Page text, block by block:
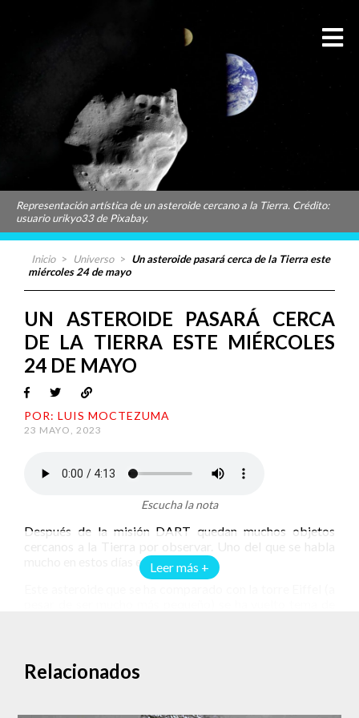
Representación artística de un asteroide cercano a la Tierra. Crédito:
usuario urikyo33 de Pixabay.
Inicio > Universo > Un asteroide pasará cerca de la Tierra este
miércoles 24 de mayo
Leer más +
UN ASTEROIDE PASARÁ CERCA
DE LA TIERRA ESTE MIÉRCOLES
24 DE MAYO
POR: LUIS MOCTEZUMA
23 MAYO, 2023
Escucha la nota
Después de la misión DART quedan muchos objetos
cercanos a la Tierra por observar. Uno del que se habla
mucho en estos días es 2023 CL3.
Un acercamiento con la Tierra
Relacionados